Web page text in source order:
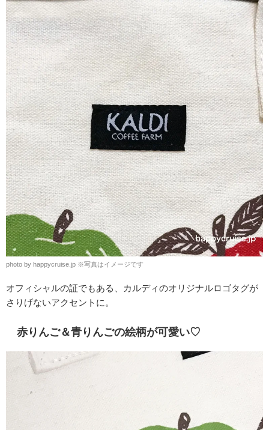
photo by happycruise.jp ※写真はイメージです
オフィシャルの証でもある、カルディのオリジナルロゴタグが
さりげないアクセントに。
赤りんご＆青りんごの絵柄が可愛い♡